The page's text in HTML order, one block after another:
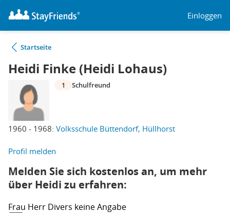
Einloggen
Startseite
Heidi Finke (Heidi Lohaus)
1960 - 1968: Volksschule Büttendorf, Hüllhorst
1 Schulfreund
Profil melden
Melden Sie sich kostenlos an, um mehr
über Heidi zu erfahren:
Frau Herr Divers keine Angabe